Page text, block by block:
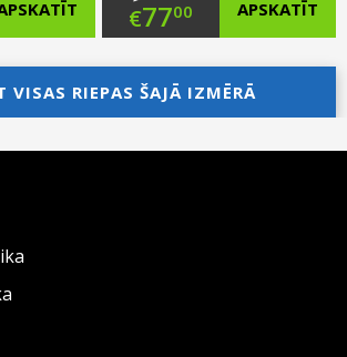
Original
price
was:
€103.00.
€7700
Current
price
is:
APSKATĪT
VISAS RIEPAS ŠAJĀ IZMĒRĀ